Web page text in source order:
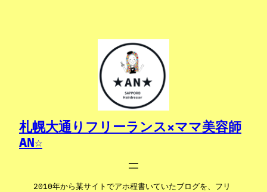
札幌大通りフリーランス×ママ美容師
AN☆
2010年から某サイトでアホ程書いていたブログを、フリ